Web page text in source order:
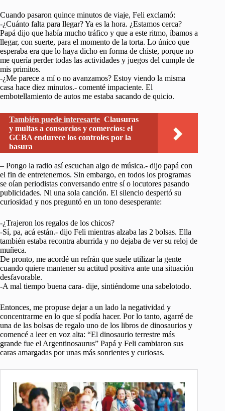
Cuando pasaron quince minutos de viaje, Feli exclamó:
-¿Cuánto falta para llegar? Ya es la hora. ¿Estamos cerca?
Papá dijo que había mucho tráfico y que a este ritmo, íbamos a
llegar, con suerte, para el momento de la torta. Lo único que
esperaba era que lo haya dicho en forma de chiste, porque no
me quería perder todas las actividades y juegos del cumple de
mis primitos.
-¿Me parece a mí o no avanzamos? Estoy viendo la misma
casa hace diez minutos.- comenté impaciente. El
embotellamiento de autos me estaba sacando de quicio.
También puede interesarte Clausuras
y multas a consorcios y comercios: el
GCBA endurece los controles por la
basura
– Pongo la radio así escuchan algo de música.- dijo papá con
el fin de entretenernos. Sin embargo, en todos los programas
se oían periodistas conversando entre sí o locutores pasando
publicidades. Ni una sola canción. El silencio despertó su
curiosidad y nos preguntó en un tono desesperante:
-¿Trajeron los regalos de los chicos?
-Sí, pa, acá están.- dijo Feli mientras alzaba las 2 bolsas. Ella
también estaba recontra aburrida y no dejaba de ver su reloj de
muñeca.
De pronto, me acordé un refrán que suele utilizar la gente
cuando quiere mantener su actitud positiva ante una situación
desfavorable.
-A mal tiempo buena cara- dije, sintiéndome una sabelotodo.
Entonces, me propuse dejar a un lado la negatividad y
concentrarme en lo que sí podía hacer. Por lo tanto, agarré de
una de las bolsas de regalo uno de los libros de dinosaurios y
comencé a leer en voz alta: “El dinosaurio terrestre más
grande fue el Argentinosaurus” Papá y Feli cambiaron sus
caras amargadas por unas más sonrientes y curiosas.